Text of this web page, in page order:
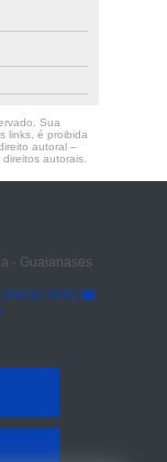
Sua
links, é proibida
autoral –
autorais.
- Guaianases
94030-8081